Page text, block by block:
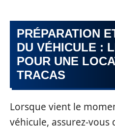
PRÉPARATION
DU VÉHICULE :
POUR UNE
TRACAS
Lorsque vient le
véhicule, assurez-vous